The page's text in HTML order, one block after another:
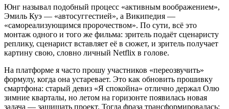
Юнг называл подобный процесс «активным воображением»,
Эмиль Куэ — «автосуггестией», а Википедия —
«самореализующимся пророчеством». По сути, всё это
монтаж одного и того же фильма: зритель подаёт сценаристу
реплику, сценарист вставляет её в сюжет, и зритель получает
картину свою, словно личный Netflix в голове.
На платформе я часто прошу участников «переозвучить»
формулу, когда она устаревает. Это как обновить прошивку
смартфона: старый девиз «Я спокойна» отлично держал Олю
зимние кварталы, но летом на горизонте появилась новая
задача — защищать проект. Тогда фраза трансформировалась: